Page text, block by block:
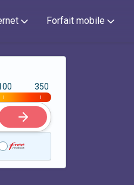
Forfait mobile
| |
350